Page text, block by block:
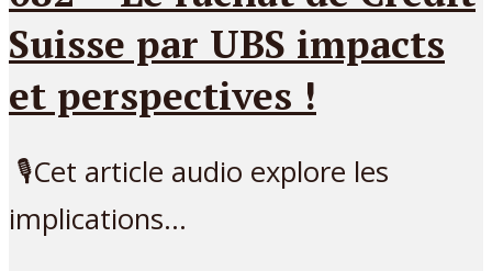
Suisse par UBS impacts
et perspectives !
🎙Cet article audio explore les
implications...